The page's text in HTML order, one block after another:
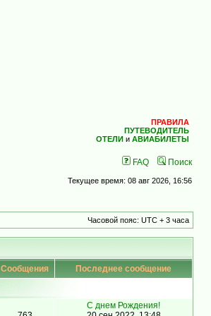
ПРАВИЛА
ПУТЕВОДИТЕЛЬ
ОТЕЛИ и АВИАБИЛЕТЫ
FAQ Поиск
Текущее время: 08 авг 2026, 16:56
Часовой пояс: UTC + 3 часа
Сообщения Последнее сообщение
С днем Рождения!